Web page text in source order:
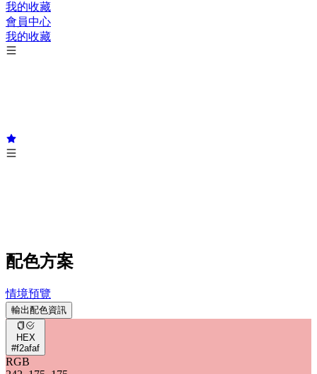
我的收藏
會員中心
我的收藏
配色方案
情境預覽
輸出配色資訊
HEX
#f2afaf
RGB